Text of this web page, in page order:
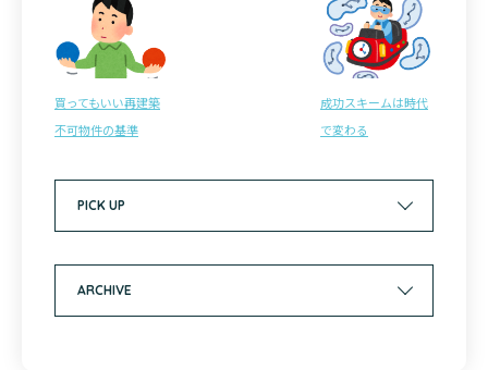
買ってもいい再建築
不可物件の基準
成功スキームは時代
で変わる
PICK UP
ARCHIVE